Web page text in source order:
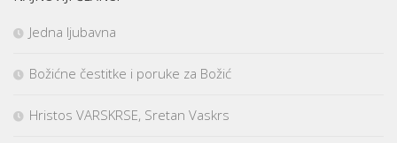
Jedna ljubavna
Božićne čestitke i poruke za Božić
Hristos VARSKRSE, Sretan Vaskrs